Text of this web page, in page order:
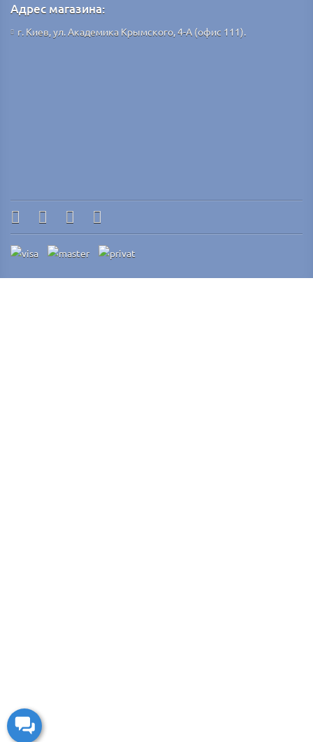
Адрес магазина:
г. Киев, ул. Академика Крымского, 4-А (офис 111).